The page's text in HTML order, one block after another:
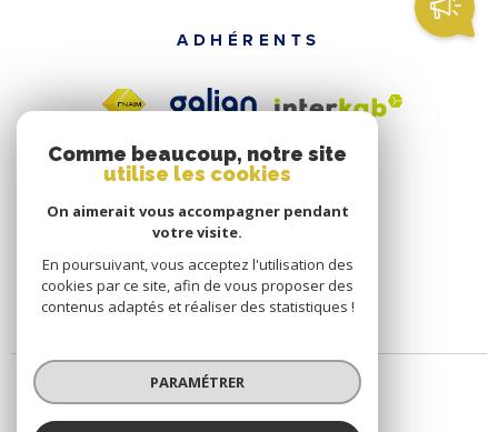
ADHÉRENTS
Comme beaucoup, notre site
utilise les cookies
On aimerait vous accompagner pendant
votre visite.
En poursuivant, vous acceptez l'utilisation des
cookies par ce site, afin de vous proposer des
contenus adaptés et réaliser des statistiques !
PARAMÉTRER